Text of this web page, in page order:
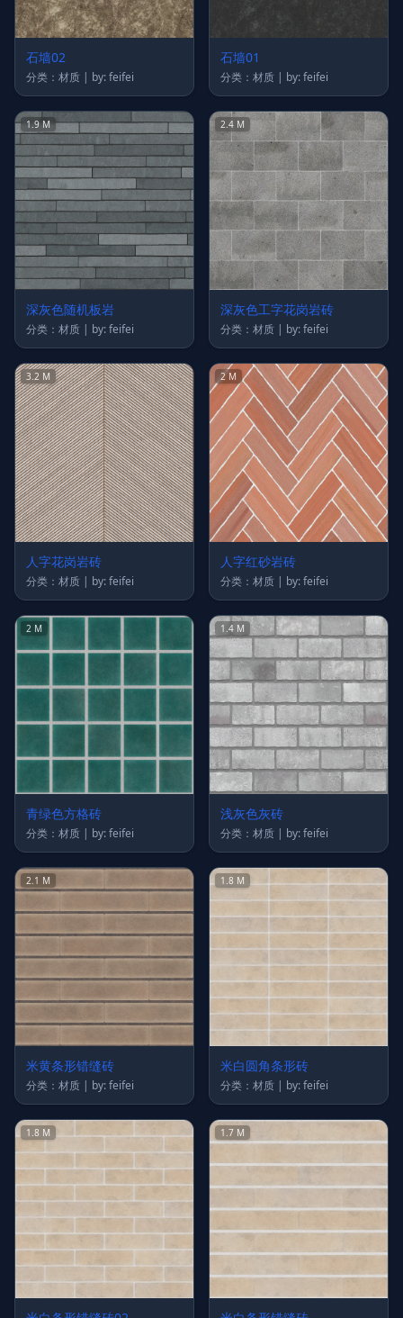
石墙02
分类：材质 | by: feifei
石墙01
分类：材质 | by: feifei
1.9 M
深灰色随机板岩
分类：材质 | by: feifei
2.4 M
深灰色工字花岗岩砖
分类：材质 | by: feifei
3.2 M
人字花岗岩砖
分类：材质 | by: feifei
2 M
人字红砂岩砖
分类：材质 | by: feifei
2 M
青绿色方格砖
分类：材质 | by: feifei
1.4 M
浅灰色灰砖
分类：材质 | by: feifei
2.1 M
米黄条形错缝砖
分类：材质 | by: feifei
1.8 M
米白圆角条形砖
分类：材质 | by: feifei
1.8 M 1.7 M